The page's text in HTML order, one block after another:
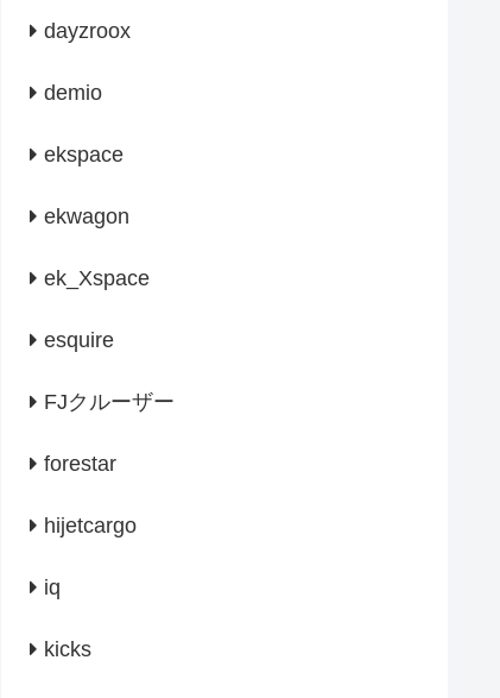
dayzroox
demio
ekspace
ekwagon
ek_Xspace
esquire
FJクルーザー
forestar
hijetcargo
iq
kicks